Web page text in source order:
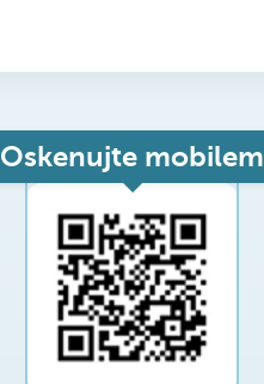
Oskenujte mobilem